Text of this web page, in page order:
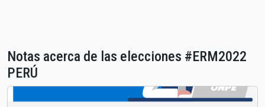
Notas acerca de las elecciones #ERM2022
PERÚ